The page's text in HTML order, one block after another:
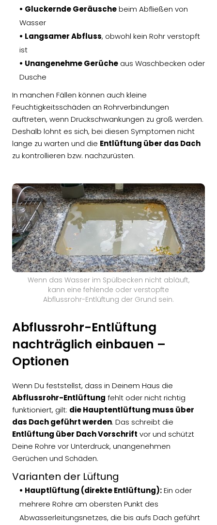
• Gluckernde Geräuschebeim Abfließen von
Wasser
• Langsamer Abfluss, obwohl kein Rohr verstopft
ist
• Unangenehme Gerüche aus Waschbecken oder
Dusche
In manchen Fällen können auch kleine
Feuchtigkeitsschäden an Rohrverbindungen
auftreten, wenn Druckschwankungen zu groß werden.
Deshalb lohnt es sich, bei diesen Symptomen nicht
lange zu warten und die Entlüftung über das Dach
zu kontrollieren bzw. nachzurüsten.
Wenn das Wasser im Spülbecken nicht abläuft,
kann eine fehlende oder verstopfte
Abflussrohr-Entlüftung der Grund sein.
Abflussrohr-Entlüftung
nachträglich einbauen –
Optionen
Wenn Du feststellst, dass in Deinem Haus die
Abflussrohr-Entlüftung fehlt oder nicht richtig
funktioniert, gilt: die Hauptentlüftung muss über
das Dach geführt werden. Das schreibt die
Entlüftung über Dach Vorschrift vor und schützt
Deine Rohre vor Unterdruck, unangenehmen
Gerüchen und Schäden.
Varianten der Lüftung
• Hauptlüftung (direkte Entlüftung):Ein oder
mehrere Rohre am obersten Punkt des
Abwasserleitungsnetzes, die bis aufs Dach geführt